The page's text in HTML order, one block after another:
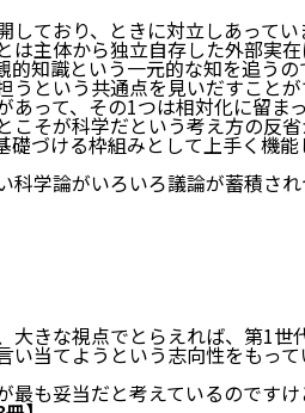
ており、ときに対立しあってい
は主体から独立自存した外部実
的知識という一元的な知を追う
という共通点を見いだすことが
って、その1つは相対化に留ま
こそが科学だという考え方の反
礎づける枠組みとして上手く機
学論がいろいろ議論が蓄積され
きな視点でとらえれば、第1世
い当てようという志向性をもっ
も妥当だと考えているのですけ